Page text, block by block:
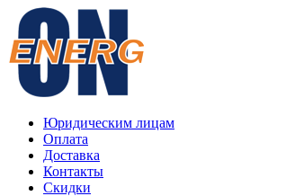
Юридическим лицам
Оплата
Доставка
Контакты
Скидки